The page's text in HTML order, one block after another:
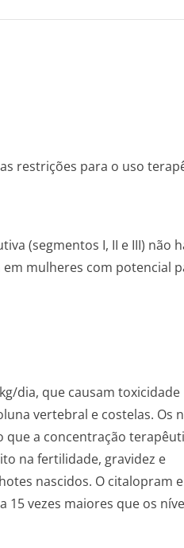
restrições para o uso
(segmentos I, II e III) não
mulheres com potencial
dia, que causam toxicidade
vertebral e costelas. Os
que a concentração
na fertilidade, gravidez e
nascidos. O citalopram
15 vezes maiores que os